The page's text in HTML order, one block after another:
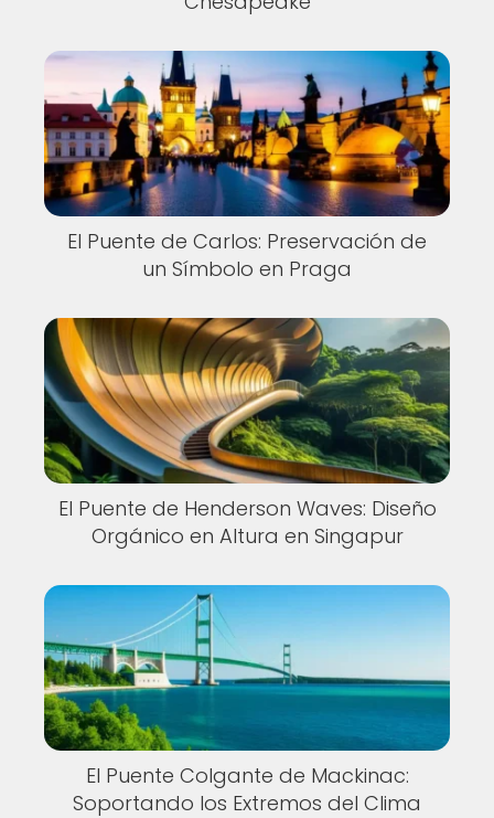
El Puente de Carlos: Preservación de
un Símbolo en Praga
El Puente de Henderson Waves: Diseño
Orgánico en Altura en Singapur
El Puente Colgante de Mackinac:
Soportando los Extremos del Clima